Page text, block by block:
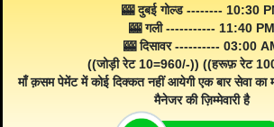
🎰 दुबई गोल्ड -------- 10:30
🎰 गली ----------- 11:40 PM
🎰 दिसावर ---------- 03:00
((जोड़ी रेट 10=960/-)) ((हरूफ़ रेट
माँ क़सम पेमेंट में कोई दिक्कत नहीं आयेगी एक बार सेवा का
मैनेजर की ज़िम्मेवारी है